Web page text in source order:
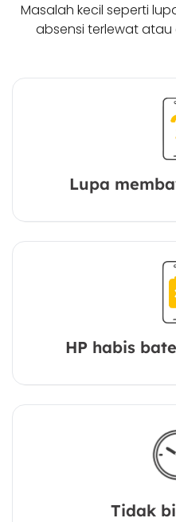
Masalah kecil seperti
absensi terlewat
Lupa
HP habis
Tidak